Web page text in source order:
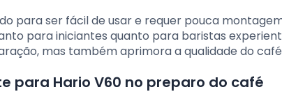
para ser fácil de usar e requer pouca
para iniciantes quanto para baristas
mas também aprimora a qualidade do
para Hario V60 no preparo do café